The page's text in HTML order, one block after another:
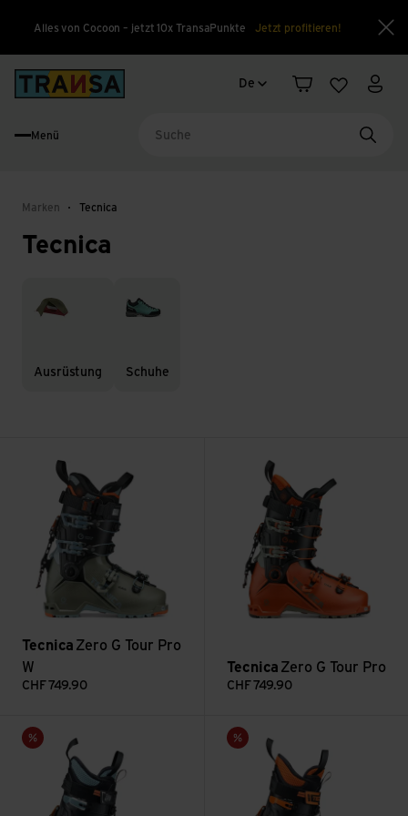
Alles von Cocoon – jetzt 10x TransaPunkte Jetzt profitieren!
Sprachwechsel
De
Warenkorb
Merkliste
Menü
Marken Tecnica
Tecnica
Ausrüstung Schuhe
Tecnica Zero G Tour Pro
W
CHF 749.90
Tecnica Zero G Tour Pro
CHF 749.90
Sale
Zero G Peak W ansehen
Sale
Zero G Peak ansehen